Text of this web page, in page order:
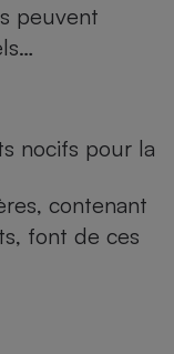
peuvent
nocifs pour la
contenant
font de ces